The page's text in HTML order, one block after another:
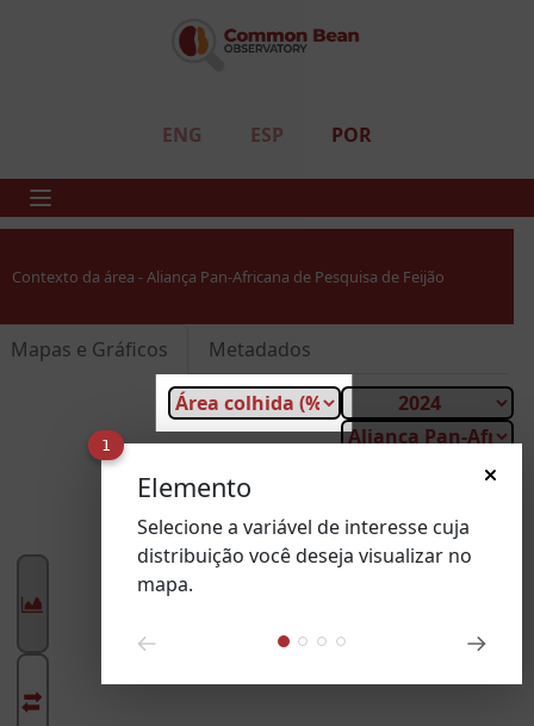
ENG ESP POR
Contexto da área - Aliança Pan-Africana de Pesquisa de Feijão
Mapas e Gráficos Metadados
1
Elemento
Selecione a variável de interesse cuja
distribuição você deseja visualizar no
mapa.